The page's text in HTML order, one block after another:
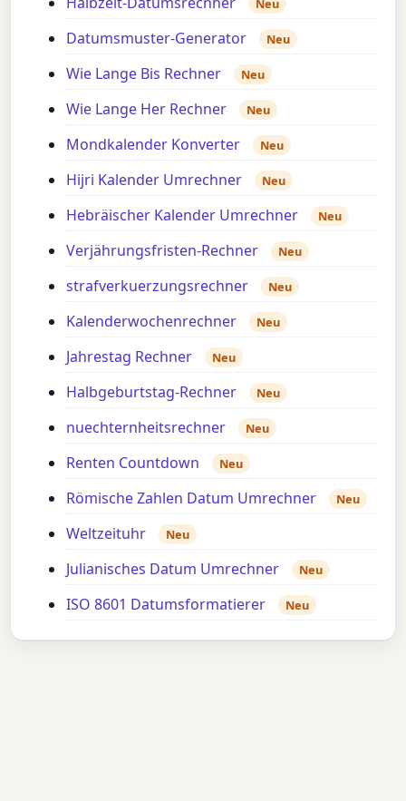
Neu
Datumsmuster-Generator Neu
Wie Lange Bis Rechner Neu
Wie Lange Her Rechner Neu
Mondkalender Konverter Neu
Hijri Kalender Umrechner Neu
Hebräischer Kalender Umrechner Neu
Verjährungsfristen-Rechner Neu
strafverkuerzungsrechner Neu
Kalenderwochenrechner Neu
Jahrestag Rechner Neu
Halbgeburtstag-Rechner Neu
nuechternheitsrechner Neu
Renten Countdown Neu
Römische Zahlen Datum Umrechner Neu
Weltzeituhr Neu
Julianisches Datum Umrechner Neu
ISO 8601 Datumsformatierer Neu